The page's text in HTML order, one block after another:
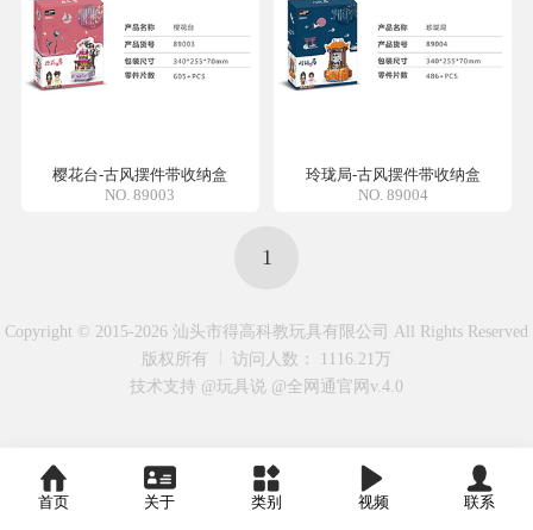
首页 关于 类别 视频 联系
樱花台-古风摆件带收纳盒
NO. 89003
玲珑局-古风摆件带收纳盒
NO. 89004
1
Copyright © 2015-2026 汕头市得高科教玩具有限公司 All Rights Reserved
版权所有
访问人数： 1116.21万
技术支持 @玩具说 @全网通官网v.4.0